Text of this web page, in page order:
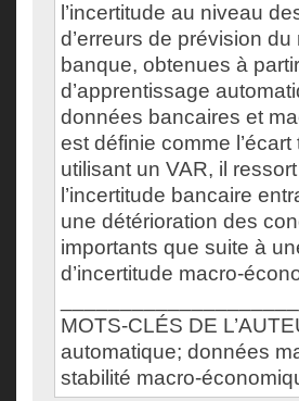
l’incertitude au niveau
d’erreurs de prévision
banque, obtenues à
d’apprentissage
données bancaires et
est définie comme
utilisant un VAR, il
l’incertitude bancaire
une détérioration des
importants que suite à
d’incertitude macro-
MOTS-CLÉS DE
automatique; données
stabilité macro-